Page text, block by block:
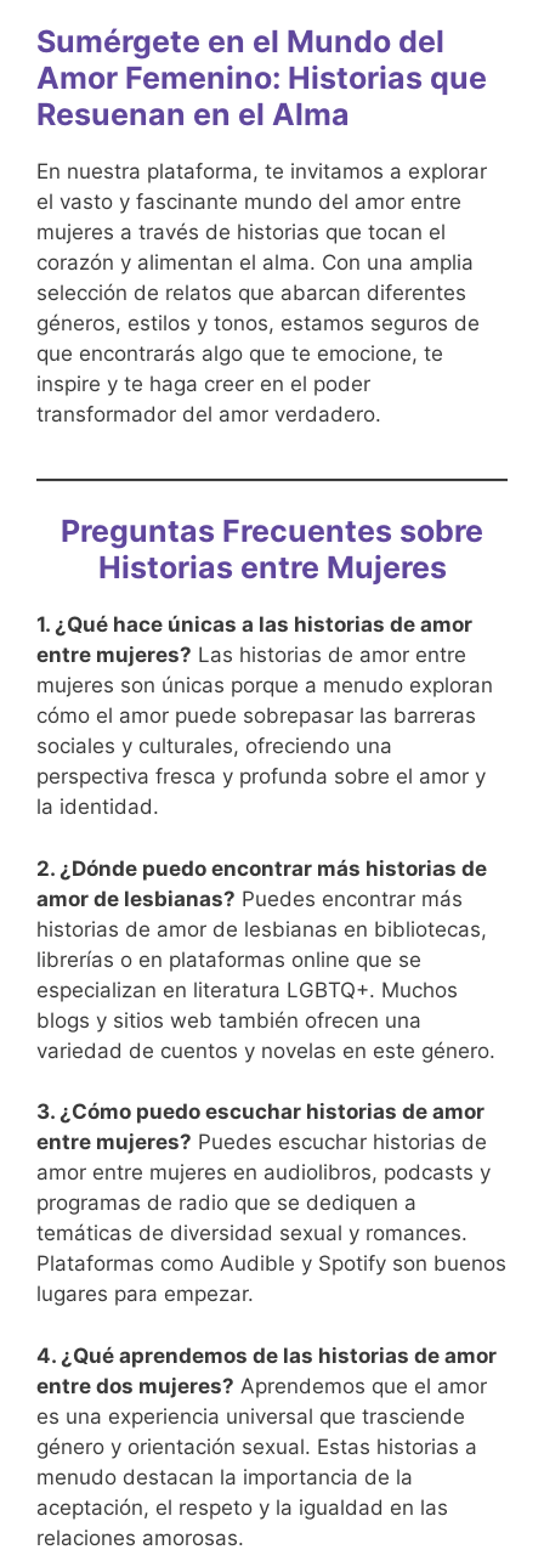
Sumérgete en el Mundo del
Amor Femenino: Historias que
Resuenan en el Alma
En nuestra plataforma, te invitamos a explorar
el vasto y fascinante mundo del amor entre
mujeres a través de historias que tocan el
corazón y alimentan el alma. Con una amplia
selección de relatos que abarcan diferentes
géneros, estilos y tonos, estamos seguros de
que encontrarás algo que te emocione, te
inspire y te haga creer en el poder
transformador del amor verdadero.
Preguntas Frecuentes sobre
Historias entre Mujeres
1. ¿Qué hace únicas a las historias de amor
entre mujeres? Las historias de amor entre
mujeres son únicas porque a menudo exploran
cómo el amor puede sobrepasar las barreras
sociales y culturales, ofreciendo una
perspectiva fresca y profunda sobre el amor y
la identidad.
2. ¿Dónde puedo encontrar más historias de
amor de lesbianas? Puedes encontrar más
historias de amor de lesbianas en bibliotecas,
librerías o en plataformas online que se
especializan en literatura LGBTQ+. Muchos
blogs y sitios web también ofrecen una
variedad de cuentos y novelas en este género.
3. ¿Cómo puedo escuchar historias de amor
entre mujeres? Puedes escuchar historias de
amor entre mujeres en audiolibros, podcasts y
programas de radio que se dediquen a
temáticas de diversidad sexual y romances.
Plataformas como Audible y Spotify son buenos
lugares para empezar.
4. ¿Qué aprendemos de las historias de amor
entre dos mujeres? Aprendemos que el amor
es una experiencia universal que trasciende
género y orientación sexual. Estas historias a
menudo destacan la importancia de la
aceptación, el respeto y la igualdad en las
relaciones amorosas.